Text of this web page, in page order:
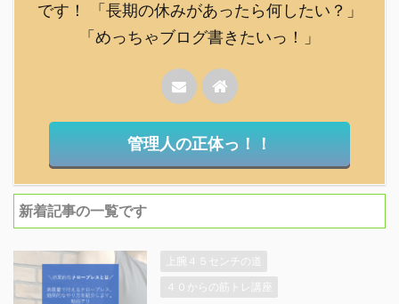
です！ 「長期の休みがあったら何したい？」
「めっちゃブログ書きたいっ！」
管理人の正体っ！！
新着記事の一覧です
上腕４５センチの道
４０からの筋トレ講座